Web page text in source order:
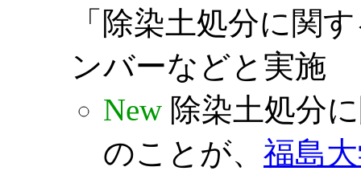
「除染土処分に関
ンバーなどと実施
New 除染土処分
のことが、 福島